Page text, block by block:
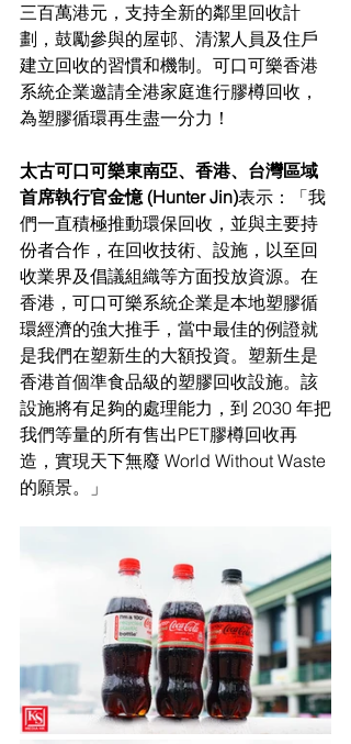
三百萬港元，支持全新的鄰里回收計
劃，鼓勵參與的屋邨、清潔人員及住戶
建立回收的習慣和機制。可口可樂香港
系統企業邀請全港家庭進行膠樽回收，
為塑膠循環再生盡一分力！
太古可口可樂東南亞、香港、台灣區域
首席執行官金憶 (Hunter Jin)表示：「我
們一直積極推動環保回收，並與主要持
份者合作，在回收技術、設施，以至回
收業界及倡議組織等方面投放資源。在
香港，可口可樂系統企業是本地塑膠循
環經濟的強大推手，當中最佳的例證就
是我們在塑新生的大額投資。塑新生是
香港首個準食品級的塑膠回收設施。該
設施將有足夠的處理能力，到 2030 年把
我們等量的所有售出PET膠樽回收再
造，實現天下無廢 World Without Waste
的願景。」